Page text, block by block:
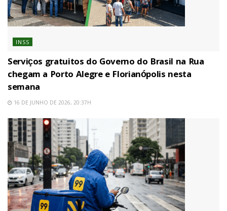
INSS
Serviços gratuitos do Governo do Brasil na Rua
chegam a Porto Alegre e Florianópolis nesta
semana
16 DE JUNHO DE 2026, 20:37H